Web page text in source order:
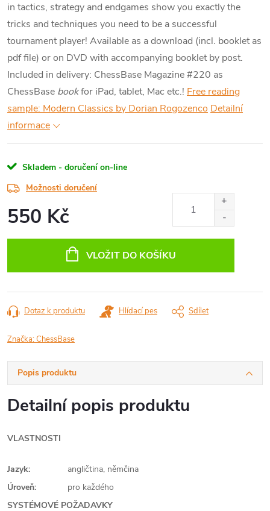
in tactics, strategy and endgames show you exactly the
tricks and techniques you need to be a successful
tournament player! Available as a download (incl. booklet as
pdf file) or on DVD with accompanying booklet by post.
Included in delivery: ChessBase Magazine #220 as
ChessBase bookfor iPad, tablet, Mac etc.! Free reading
sample: Modern Classics by Dorian Rogozenco Detailní
informace
Skladem - doručení on-line
Možnosti doručení
550 Kč
VLOŽIT DO KOŠÍKU
Dotaz k produktu Hlídací pes Sdílet
Značka:ChessBase
Popis produktu
Detailní popis produktu
VLASTNOSTI
Jazyk:
angličtina, němčina
Úroveň:
pro každého
SYSTÉMOVÉ POŽADAVKY